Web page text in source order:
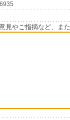
見やご指摘など、ま